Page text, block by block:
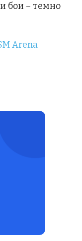
бои – темно
Arena